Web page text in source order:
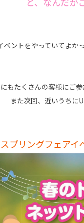
ベントをやっていてよか
もたくさんの客様にご
また次回、近いうち
プリングフェアイ